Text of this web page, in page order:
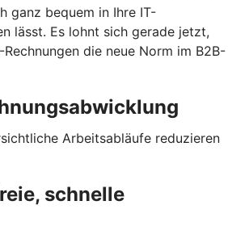
ganz bequem in Ihre IT-
lässt. Es lohnt sich gerade jetzt,
die neue Norm im B2B-
Arbeitsabläufe reduzieren
schnelle